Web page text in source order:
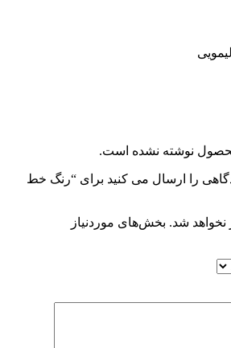
نوشته نشده است.
را ارسال می کنید برای “رنگ خط
نخواهد شد. بخش‌های موردنیاز